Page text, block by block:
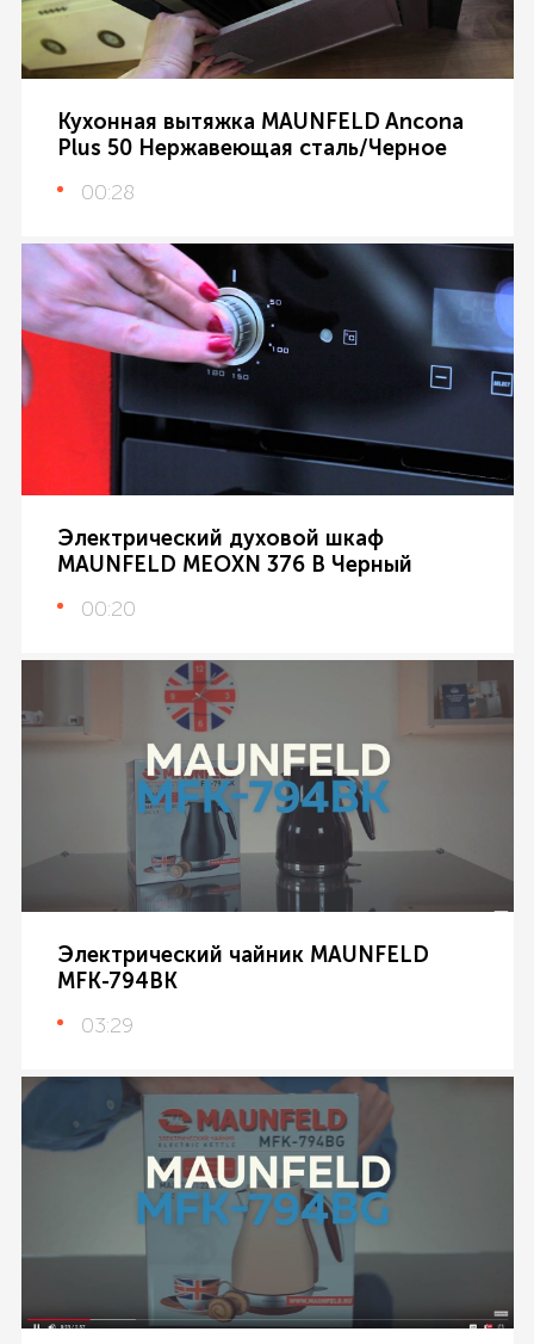
Кухонная вытяжка MAUNFELD Ancona
Plus 50 Нержавеющая сталь/Черное
00:28
Электрический духовой шкаф
MAUNFELD MEOXN 376 B Черный
00:20
Электрический чайник MAUNFELD
MFK-794BK
03:29